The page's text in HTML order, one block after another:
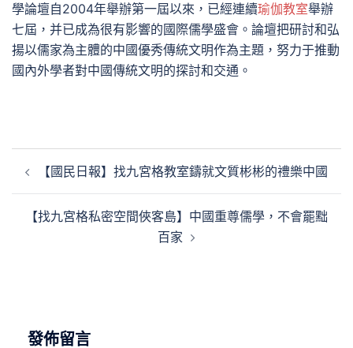
學論壇自2004年舉辦第一屆以來，已經連續瑜伽教室舉辦
七屆，并已成為很有影響的國際儒學盛會。論壇把研討和弘
揚以儒家為主體的中國優秀傳統文明作為主題，努力于推動
國內外學者對中國傳統文明的探討和交通。
章
【國民日報】找九宮格教室鑄就文質彬彬的禮樂中國
【找九宮格私密空間俠客島】中國重尊儒學，不會罷黜
百家
發佈留言